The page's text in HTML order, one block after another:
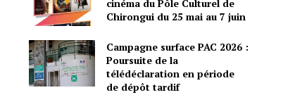
cinéma du Pôle Culturel de
Chirongui du 25 mai au 7 juin
Campagne surface PAC 2026 :
Poursuite de la
télédéclaration en période
de dépôt tardif